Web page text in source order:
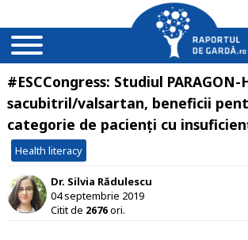
#ESCCongress: Studiul PARAGON-
sacubitril/valsartan, beneficii
categorie de pacienți cu
Health literacy
Dr. Silvia Rădulescu
04 septembrie 2019
Citit de 2676ori.